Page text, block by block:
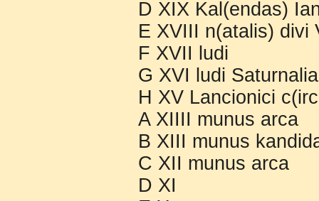
D XIX Kal(endas)
E XVIII n(atalis) divi
F XVII ludi
G XVI ludi Saturnalia
H XV Lancionici
A XIIII munus arca
B XIII munus
C XII munus arca
D XI